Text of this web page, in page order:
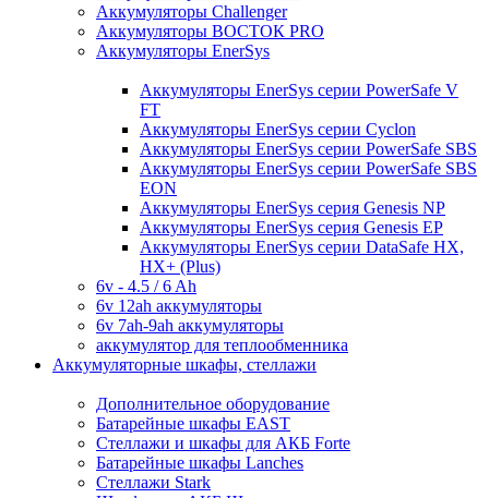
Аккумуляторы Challenger
Аккумуляторы ВОСТОК PRO
Аккумуляторы EnerSys
Аккумуляторы EnerSys серии PowerSafe V
FT
Аккумуляторы EnerSys серии Cyclon
Аккумуляторы EnerSys серии PowerSafe SBS
Аккумуляторы EnerSys серии PowerSafe SBS
EON
Аккумуляторы EnerSys серия Genesis NP
Аккумуляторы EnerSys серия Genesis EP
Аккумуляторы EnerSys серии DataSafe HX,
HX+ (Plus)
6v - 4.5 / 6 Ah
6v 12ah аккумуляторы
6v 7ah-9ah аккумуляторы
аккумулятор для теплообменника
Аккумуляторные шкафы, стеллажи
Дополнительное оборудование
Батарейные шкафы EAST
Стеллажи и шкафы для АКБ Forte
Батарейные шкафы Lanches
Стеллажи Stark